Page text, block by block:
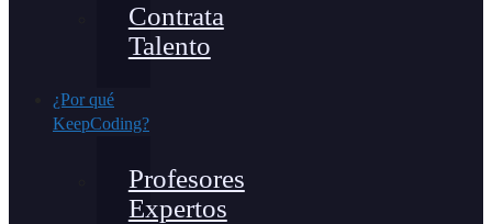
Contrata
Talento
¿Por qué
KeepCoding?
Profesores
Expertos